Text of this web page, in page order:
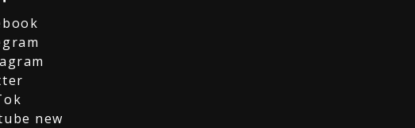
new